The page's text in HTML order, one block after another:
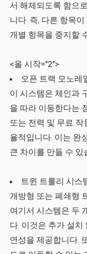
서 해제되도록 함으
니다. 즉, 다른 항목
개별 항목을 중지할
<올 시작="2">
오픈 트랙 모노레
이 시스템은 체인과
을 따라 이동한다는
또는 전력 및 무료 작
율적입니다. 이는 완
큰 차이를 만들 수 있
트윈 트롤리 시스
개방형 또는 폐쇄형
여기서 시스템은 두
다. 이것은 추가 설치
연성을 제공합니다.